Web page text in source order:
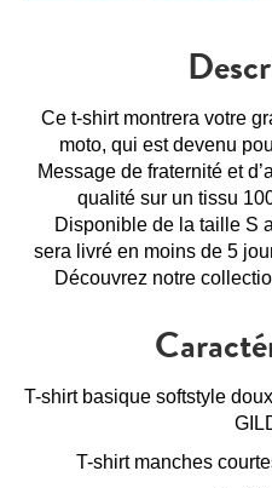
Ce t-shirt montrera votre
moto, qui est devenu
Message de fraternité et
qualité sur un tissu
Disponible de la taille S
sera livré en moins de 5
Découvrez notre
T-shirt basique softstyle
T-shirt manches